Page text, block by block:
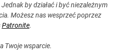
by działać i być niezależnym
Możesz nas wesprzeć poprzez
Patronite.
Twoje wsparcie.